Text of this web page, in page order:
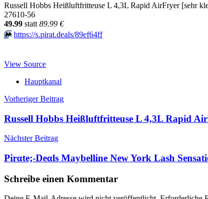
Russell Hobbs Heißluftfritteuse L 4,3L Rapid AirFryer [sehr
27610-56
49.99 statt 89.99 €
⏩️ https://s.pirat.deals/89ef64ff
View Source
Hauptkanal
Beitragsnavigation
Vorheriger Beitrag
Russell Hobbs Heißluftfritteuse L 4,3L Rapid
Nächster Beitrag
Pirαtе;-Dеαls Maybelline New York Lash
Schreibe einen Kommentar